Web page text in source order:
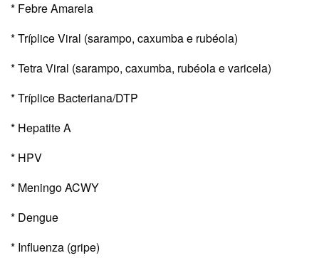
* Febre Amarela
* Tríplice Viral (sarampo, caxumba e rubéola)
* Tetra Viral (sarampo, caxumba, rubéola e varicela)
* Tríplice Bacteriana/DTP
* Hepatite A
* HPV
* Meningo ACWY
* Dengue
* Influenza (gripe)